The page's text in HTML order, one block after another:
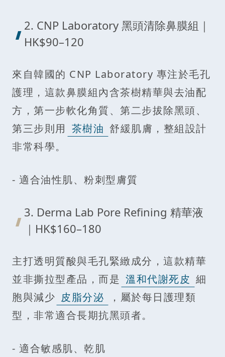
2. CNP Laboratory 黑頭清除鼻膜組｜
HK$90–120
來自韓國的 CNP Laboratory 專注於毛孔
護理，這款鼻膜組內含茶樹精華與去油配
方，第一步軟化角質、第二步拔除黑頭、
第三步則用 茶樹油 舒緩肌膚，整組設計
非常科學。
- 適合油性肌、粉刺型膚質
3. Derma Lab Pore Refining 精華液
｜HK$160–180
主打透明質酸與毛孔緊緻成分，這款精華
並非撕拉型產品，而是 溫和代謝死皮 細
胞與減少 皮脂分泌
，屬於每日護理類
型，非常適合長期抗黑頭者。
- 適合敏感肌、乾肌